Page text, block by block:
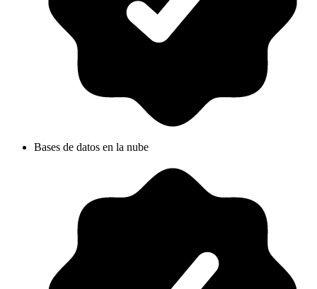
Bases de datos en la nube